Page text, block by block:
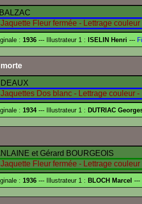
: 1936 --- Illustrateur 1 : ISELIN Henri ---
: 1934--- Illustrateur 1 : DUTRIAC
et Gérard BOURGEOIS
: 1936 --- Illustrateur 1 : BLOCH Marcel ---